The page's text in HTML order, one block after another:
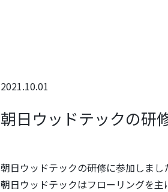
2021.10.01
朝日ウッドテックの研
朝日ウッドテックの研修に参加しまし
朝日ウッドテックはフローリングを主